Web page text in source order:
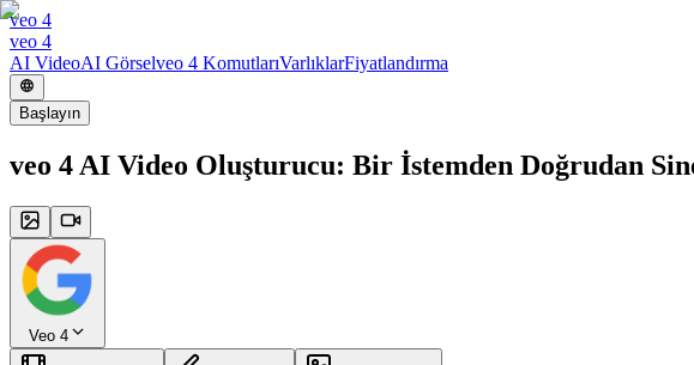
veo 4
veo 4
AI VideoAI Görselveo 4 KomutlarıVarlıklarFiyatlandırma
Başlayın
veo 4 AI Video Oluşturucu: Bir İstemden Doğrudan
Veo 4